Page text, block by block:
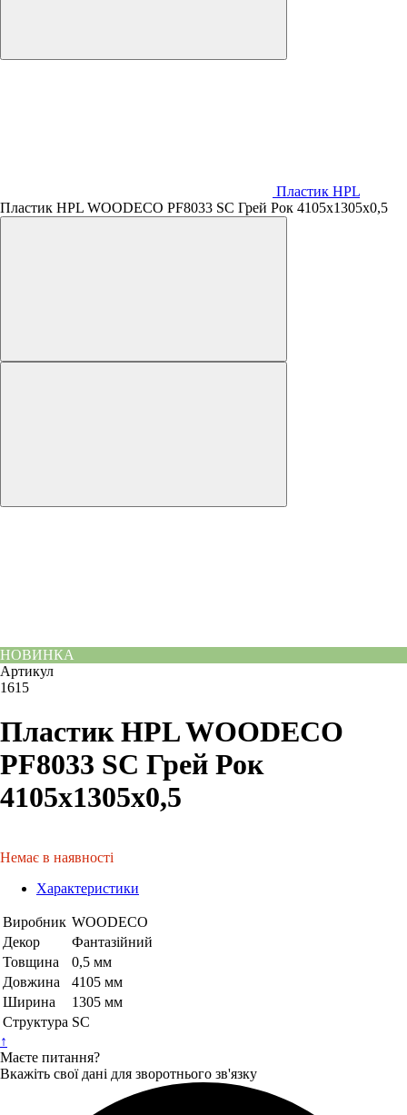
Пластик HPL
Пластик HPL WOODECO PF8033 SC Грей Рок 4105х1305х0,5
НОВИНКА
Артикул
1615
Пластик HPL WOODECO
PF8033 SC Грей Рок
4105х1305х0,5
Немає в наявності
Характеристики
Виробник WOODECO
Декор
Фантазійний
Товщина
0,5 мм
Довжина
4105 мм
Ширина
1305 мм
Структура SC
↑
Маєте питання?
Вкажіть свої дані для зворотнього зв'язку